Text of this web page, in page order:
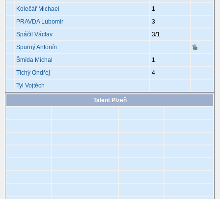
Kolečář Michael
1
PRAVDA Lubomír
3
Spáčil Václav
3/1
Spurný Antonín
Šmída Michal
1
Tichý Ondřej
4
Tyl Vojtěch
Talent Plzeň